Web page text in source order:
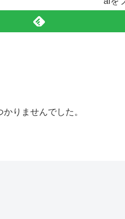
りませんでした。